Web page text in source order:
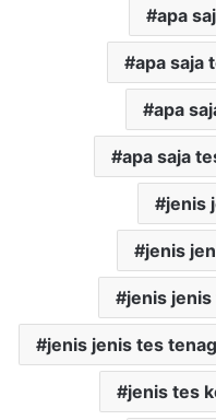
apa
apa saja
apa
apa saja
jenis
jenis
jenis
jenis jenis tes
jenis tes